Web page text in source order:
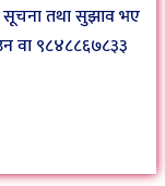
सूचना तथा सुझाव भए
वा ९८४८८६७८३३